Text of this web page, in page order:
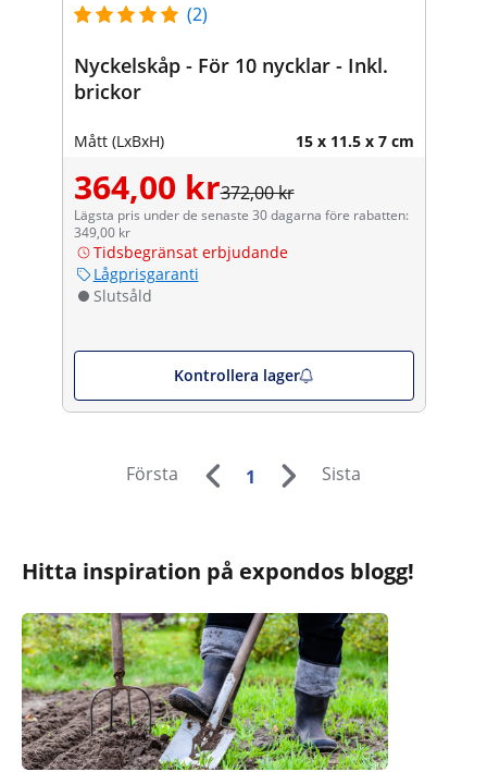
(2)
Nyckelskåp - För 10 nycklar - Inkl.
brickor
Mått (LxBxH) 15 x 11.5 x 7 cm
364,00 kr372,00 kr
Lägsta pris under de senaste 30 dagarna före rabatten:
349,00 kr
Tidsbegränsat erbjudande
Lågprisgaranti
Slutsåld
Kontrollera lager
Första 1 Sista
Hitta inspiration på expondos blogg!